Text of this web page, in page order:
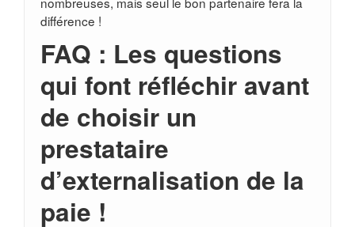
différence !
FAQ : Les questions
qui font réfléchir avant
de choisir un
prestataire
d’externalisation de la
paie !